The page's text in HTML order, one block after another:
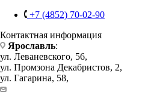
+7 (4852) 70-02-90
Контактная информация
Ярославль:
ул. Леваневского, 56,
ул. Промзона Декабристов, 2,
ул. Гагарина, 58,